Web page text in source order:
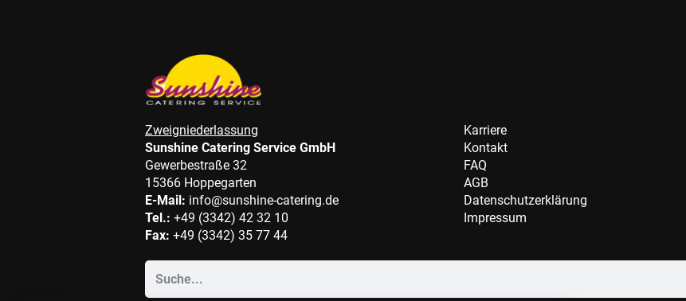
Zweigniederlassung
Sunshine Catering Service GmbH
Gewerbestraße 32
15366 Hoppegarten
E-Mail: info@sunshine-catering.de
Tel.: +49 (3342) 42 32 10
Fax: +49 (3342) 35 77 44
Karriere
Kontakt
FAQ
AGB
Datenschutzerklärung
Impressum